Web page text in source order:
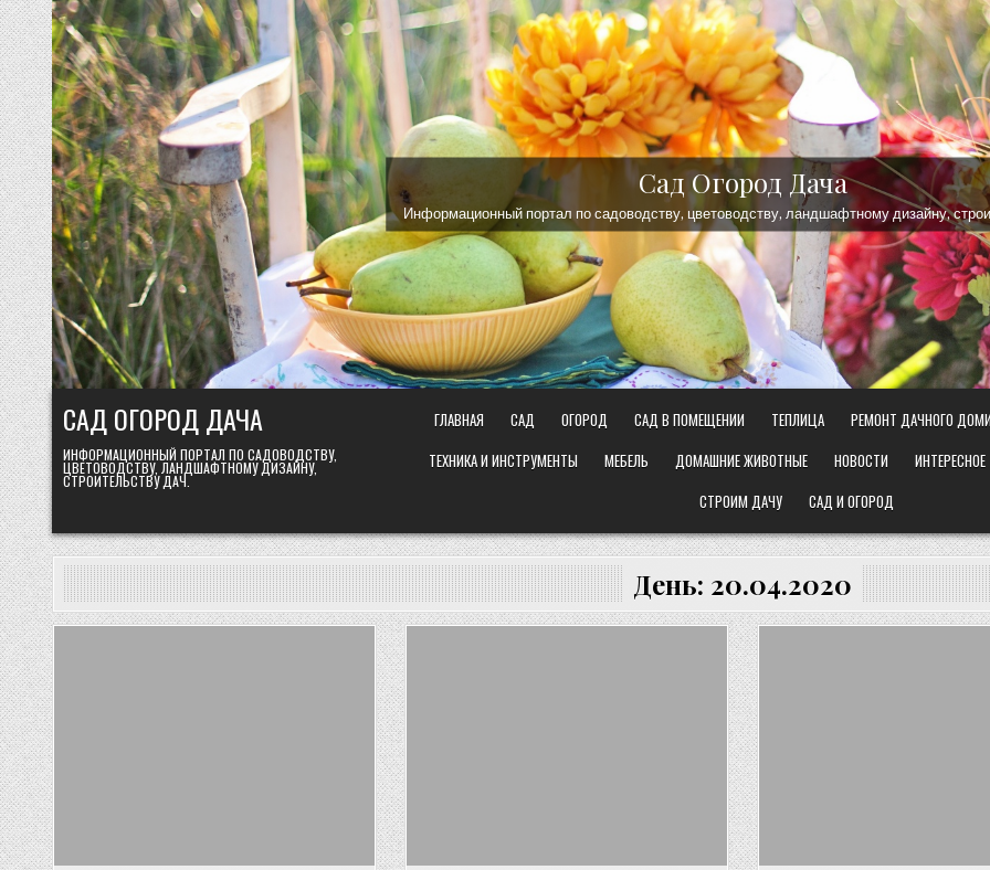
Skip
to
content
Сад Огород Дача
Информационный портал по садоводству, цветоводству, ландшафтному дизайну,
САД ОГОРОД ДАЧА
ИНФОРМАЦИОННЫЙ ПОРТАЛ ПО САДОВОДСТВУ,
ЦВЕТОВОДСТВУ, ЛАНДШАФТНОМУ ДИЗАЙНУ,
СТРОИТЕЛЬСТВУ ДАЧ.
ГЛАВНАЯ САД ОГОРОД САД В ПОМЕЩЕНИИ ТЕПЛИЦА РЕМОНТ ДАЧНОГО
ТЕХНИКА И ИНСТРУМЕНТЫ
МЕБЕЛЬ ДОМАШНИЕ ЖИВОТНЫЕ НОВОСТИ ИНТЕРЕСНОЕ
СТРОИМ ДАЧУ
САД И ОГОРОД
День: 20.04.2020